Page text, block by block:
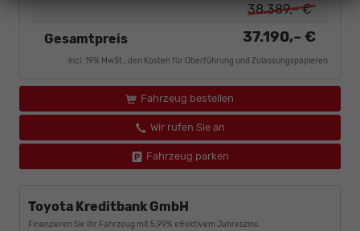
38.389,– €
Gesamtpreis
37.190,– €
incl. 19% MwSt., den Kosten für Überführung und Zulassungspapieren
Fahrzeug bestellen
Wir rufen Sie an
Fahrzeug parken
Toyota Kreditbank GmbH
Finanzieren Sie Ihr Fahrzeug mit 5,99% effektivem Jahreszins.